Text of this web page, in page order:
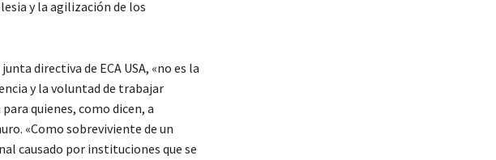
y la agilización de los
directiva de ECA USA, «no es la
y la voluntad de trabajar
quienes, como dicen, a
«Como sobreviviente de un
causado por instituciones que se